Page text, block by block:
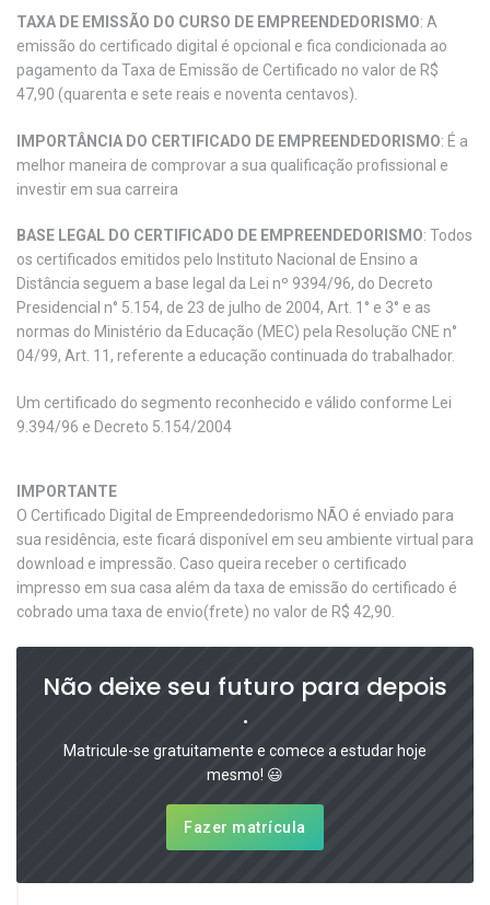
TAXA DE EMISSÃO DO CURSO DE EMPREENDEDORISMO: A
emissão do certificado digital é opcional e fica condicionada ao
pagamento da Taxa de Emissão de Certificado no valor de R$
47,90 (quarenta e sete reais e noventa centavos).
IMPORTÂNCIA DO CERTIFICADO DE EMPREENDEDORISMO: É a
melhor maneira de comprovar a sua qualificação profissional e
investir em sua carreira
BASE LEGAL DO CERTIFICADO DE EMPREENDEDORISMO: Todos
os certificados emitidos pelo Instituto Nacional de Ensino a
Distância seguem a base legal da Lei nº 9394/96, do Decreto
Presidencial n° 5.154, de 23 de julho de 2004, Art. 1° e 3° e as
normas do Ministério da Educação (MEC) pela Resolução CNE n°
04/99, Art. 11, referente a educação continuada do trabalhador.
Um certificado do segmento reconhecido e válido conforme Lei
9.394/96 e Decreto 5.154/2004
IMPORTANTE
O Certificado Digital de Empreendedorismo NÃO é enviado para
sua residência, este ficará disponível em seu ambiente virtual para
download e impressão. Caso queira receber o certificado
impresso em sua casa além da taxa de emissão do certificado é
cobrado uma taxa de envio(frete) no valor de R$ 42,90.
Não deixe seu futuro para depois
.
Matricule-se gratuitamente e comece a estudar hoje
mesmo! 😃
Fazer matrícula